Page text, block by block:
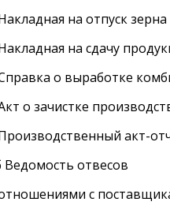
на отпуск зерна
на сдачу
о выработке
о зачистке
акт-
отвесов
с